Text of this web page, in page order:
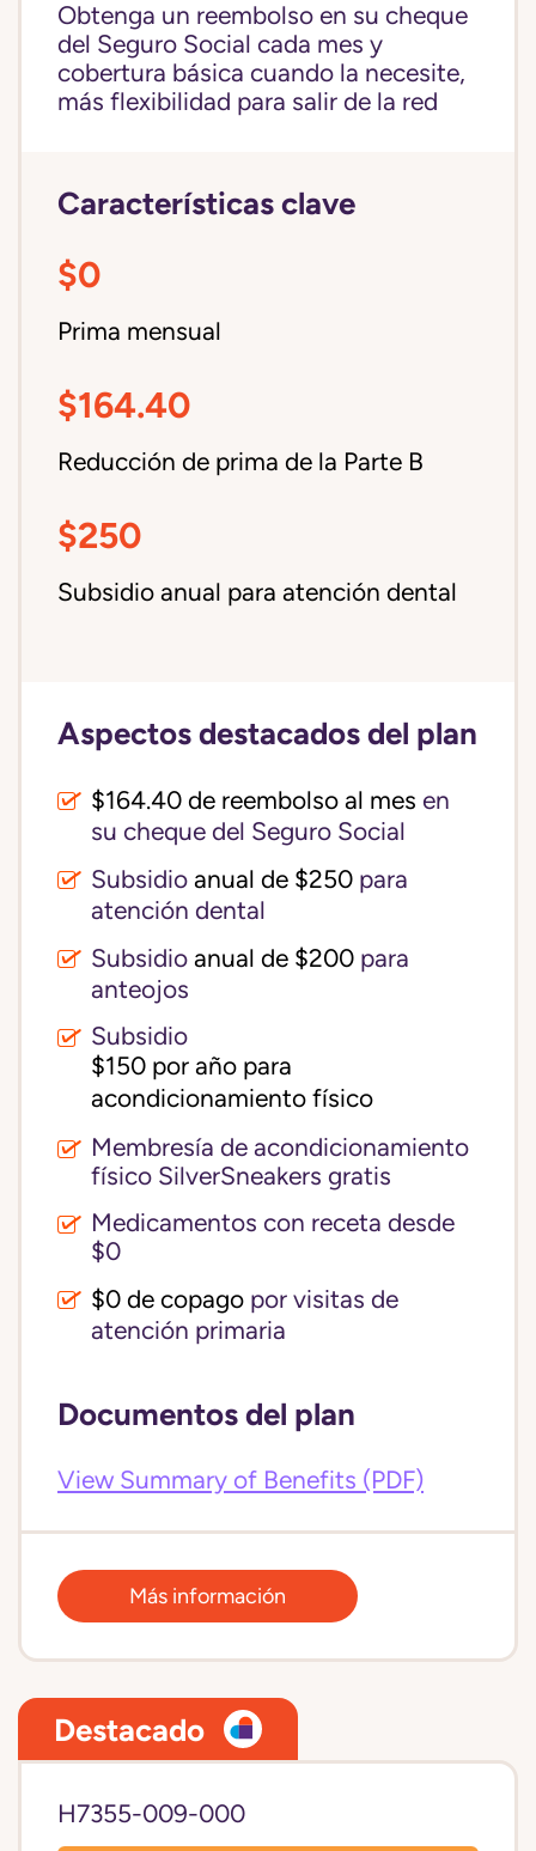
Obtenga un reembolso en su cheque
del Seguro Social cada mes y
cobertura básica cuando la necesite,
más flexibilidad para salir de la red
Características clave
$0
Prima mensual
$164.40
Reducción de prima de la Parte B
$250
Subsidio anual para atención dental
Aspectos destacados del plan
$164.40 de reembolso al mes en
su cheque del Seguro Social
Subsidio anual de $250 para
atención dental
Subsidio anual de $200 para
anteojos
Subsidio
$150 por año para
acondicionamiento físico
Membresía de acondicionamiento
físico SilverSneakers gratis
Medicamentos con receta desde
$0
$0 de copago por visitas de
atención primaria
Documentos del plan
View Summary of Benefits (PDF)
Más información
Destacado
H7355-009-000